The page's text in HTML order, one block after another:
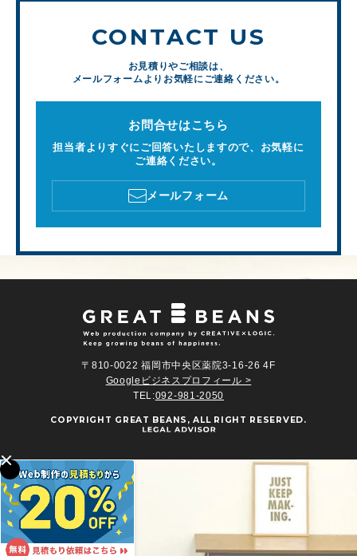
CONTACT US
お見積りやご相談は、
メールフォームよりお気軽にご連絡ください。
お問合せはこちら
担当者よりすぐにご回答いたしますので、お気軽に
ご連絡ください。
メールフォーム
〒810-0022 福岡市中央区薬院3-16-26 4F
Googleビジネスプロフィール >
TEL:092-981-2050
COPYRIGHT GREAT BEANS , ALL RIGHT RESERVED.